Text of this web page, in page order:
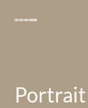
Carsten Knipswerke
Portrait